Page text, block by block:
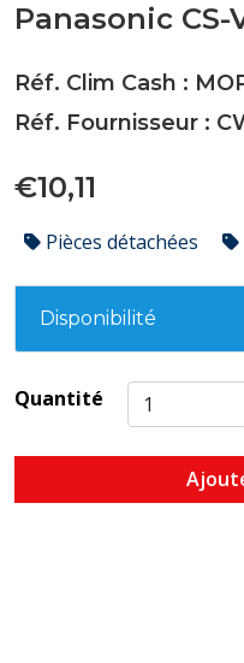
Panasonic CS-
Réf. Clim Cash :
Réf. Fournisseur :
€10,11
Pièces détachées
Disponibilité
Quantité